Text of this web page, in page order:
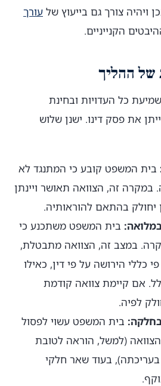
ויהיה צורך גם בייעוץ של עורך
הקנייניים.
של ההליך
כל העדויות ובחינת
את פסק דינו. ישנן שלוש
בית המשפט קובע כי המתנגד לא
זה, הצוואה תאושר ויינתן
יחולק בהתאם להוראותיה.
בית המשפט משתכנע כי
במצב זה, הצוואה מתבטלת,
כללי הירושה על פי דין, כאילו
אם קיימת צוואה קודמת
לפיה.
בית המשפט עשוי לפסול
(למשל, הוראה לטובת
בעוד שאר חלקי